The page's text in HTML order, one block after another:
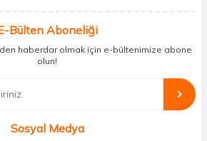
en hızlı ve güvenilir teslimatı garanti
ve kredi kartı gibi ödeme seçenekleri ile
imkan sağlamıştır. Sosyal
geçmeyerek, mamaal.com üzerinden satışı
hayvanlarına aylık ve düzenli olarak
Bülten Aboneliği
haberdar olmak için e-bültenimize abone
olun!
Sosyal Medya